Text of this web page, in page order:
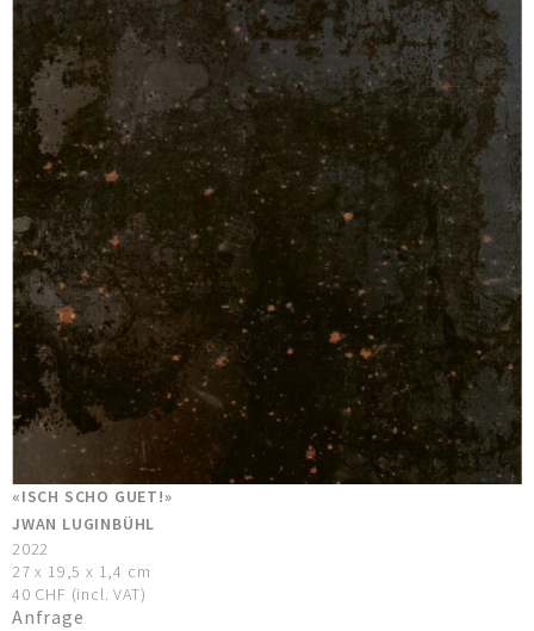
«ISCH SCHO GUET!»
JWAN LUGINBÜHL
2022
27 x 19,5 x 1,4 cm
40 CHF (incl. VAT)
Anfrage